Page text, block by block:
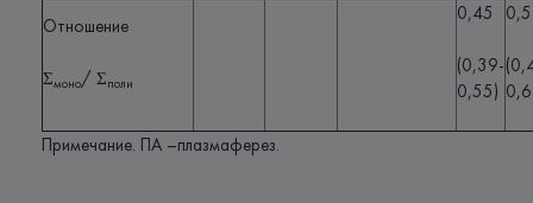
Отношение
Σмоно/ Σполи
0,45
(0,39-
0,55)
Примечание. ПА –плазмаферез.